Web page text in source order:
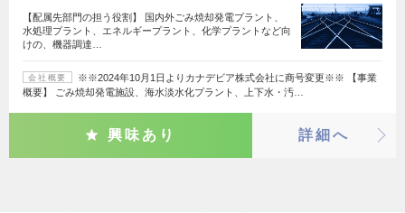
【配属先部門の担う役割】 国内外ごみ焼却発電プラント、
水処理プラント、エネルギープラント、化学プラントなど向
けの、機器調達…
会社概要
※※2024年10月1日よりカナデビア株式会社に商号変更※※ 【事業
概要】 ごみ焼却発電施設、海水淡水化プラント、上下水・汚…
興味あり 詳細へ